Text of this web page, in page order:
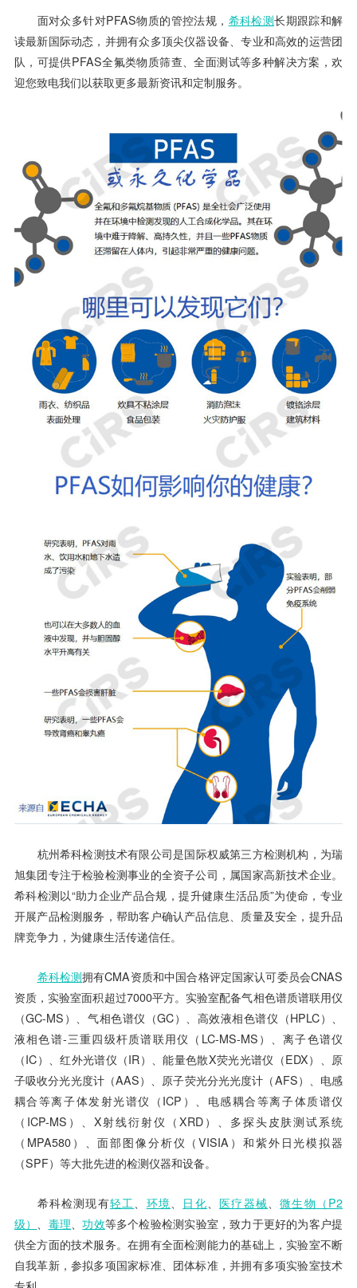
面对众多针对PFAS物质的管控法规， 希科检测长期跟踪和解
读最新国际动态，并拥有众多顶尖仪器设备、专业和高效的运营团
队，可提供PFAS全氟类物质筛查、全面测试等多种解决方案，欢
迎您致电我们以获取更多最新资讯和定制服务。
杭州希科检测技术有限公司是国际权威第三方检测机构，为瑞
旭集团专注于检验检测事业的全资子公司，属国家高新技术企业。
希科检测以“助力企业产品合规，提升健康生活品质”为使命，专业
开展产品检测服务，帮助客户确认产品信息、质量及安全，提升品
牌竞争力，为健康生活传递信任。
希科检测拥有CMA资质和中国合格评定国家认可委员会CNAS
资质，实验室面积超过7000平方。实验室配备气相色谱质谱联用仪
（GC-MS）、气相色谱仪（GC）、高效液相色谱仪（HPLC）、
液相色谱-三重四级杆质谱联用仪（LC-MS-MS）、离子色谱仪
（IC）、红外光谱仪（IR）、能量色散X荧光光谱仪（EDX）、原
子吸收分光光度计（AAS）、原子荧光分光光度计（AFS）、电感
耦合等离子体发射光谱仪（ICP）、电感耦合等离子体质谱仪
（ICP-MS）、X射线衍射仪（XRD）、多探头皮肤测试系统
（MPA580）、面部图像分析仪（VISIA）和紫外日光模拟器
（SPF）等大批先进的检测仪器和设备。
希科检测现有轻工 环境 日化 、医疗器械 、微生物（P2
级）
毒理 、功效等多个检验检测实验室，致力于更好的为客户提
供全方面的技术服务。在拥有全面检测能力的基础上，实验室不断
自我革新，参拟多项国家标准、团体标准，并拥有多项实验室技术